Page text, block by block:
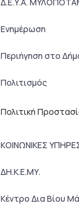
Ενημέρωση
Περιήγηση στο
Πολιτισμός
Πολιτική
ΚΟΙΝΩΝΙΚΕΣ
ΔΗ.Κ.Ε.ΜΥ.
Κέντρο Δια Βίου